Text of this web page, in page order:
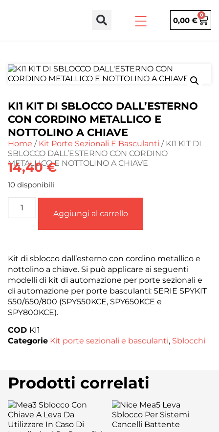
0,00 €
0
KI1 KIT DI SBLOCCO DALL’ESTERNO
CON CORDINO METALLICO E
NOTTOLINO A CHIAVE
Home / Kit Porte Sezionali E Basculanti / KI1 KIT DI
SBLOCCO DALL’ESTERNO CON CORDINO
METALLICO E NOTTOLINO A CHIAVE
14,40€
10 disponibili
Aggiungi al carrello
Kit di sblocco dall’esterno con cordino metallico e
nottolino a chiave. Si può applicare ai seguenti
modelli di kit di automazione per porte sezionali e
di automazione per porte basculanti: SERIE SPYKIT
550/650/800 (SPY550KCE, SPY650KCE e
SPY800KCE).
COD KI1
Categorie Kit porte sezionali e basculanti, Sblocchi
Prodotti correlati